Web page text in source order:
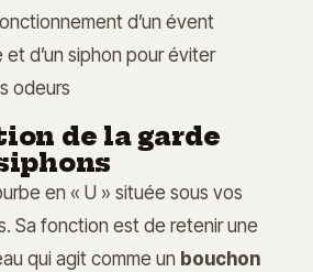
d’un évent
d’un siphon pour éviter
odeurs
de la garde
en « U » située sous vos
Sa fonction est de retenir une
qui agit comme un bouchon